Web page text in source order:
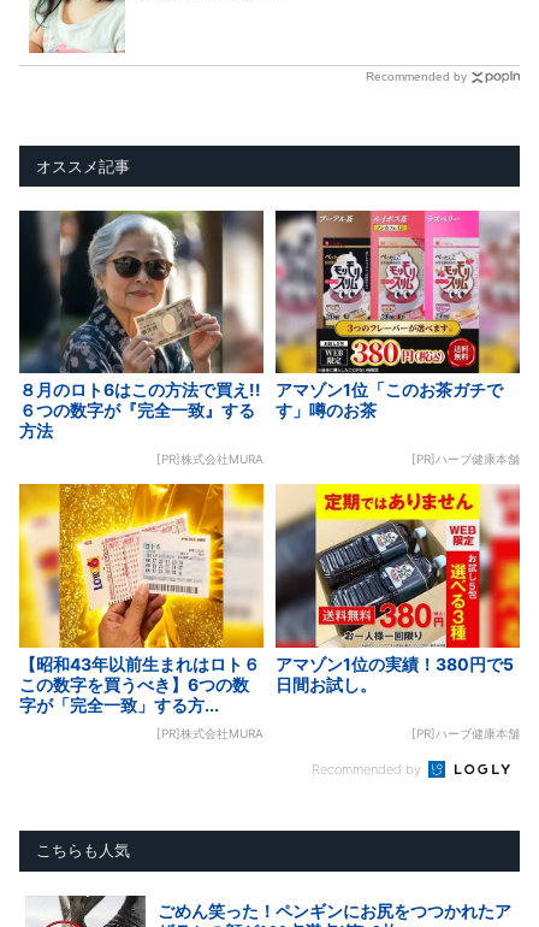
Recommended by
オススメ記事
８月のロト6はこの方法で買え!!
６つの数字が『完全一致』する
方法
[PR]株式会社MURA
アマゾン1位「このお茶ガチで
す」噂のお茶
[PR]ハーブ健康本舗
【昭和43年以前生まれはロト６
この数字を買うべき】6つの数
字が「完全一致」する方...
[PR]株式会社MURA
アマゾン1位の実績！380円で5
日間お試し。
[PR]ハーブ健康本舗
Recommended by
こちらも人気
ごめん笑った！ペンギンにお尻をつつかれたア